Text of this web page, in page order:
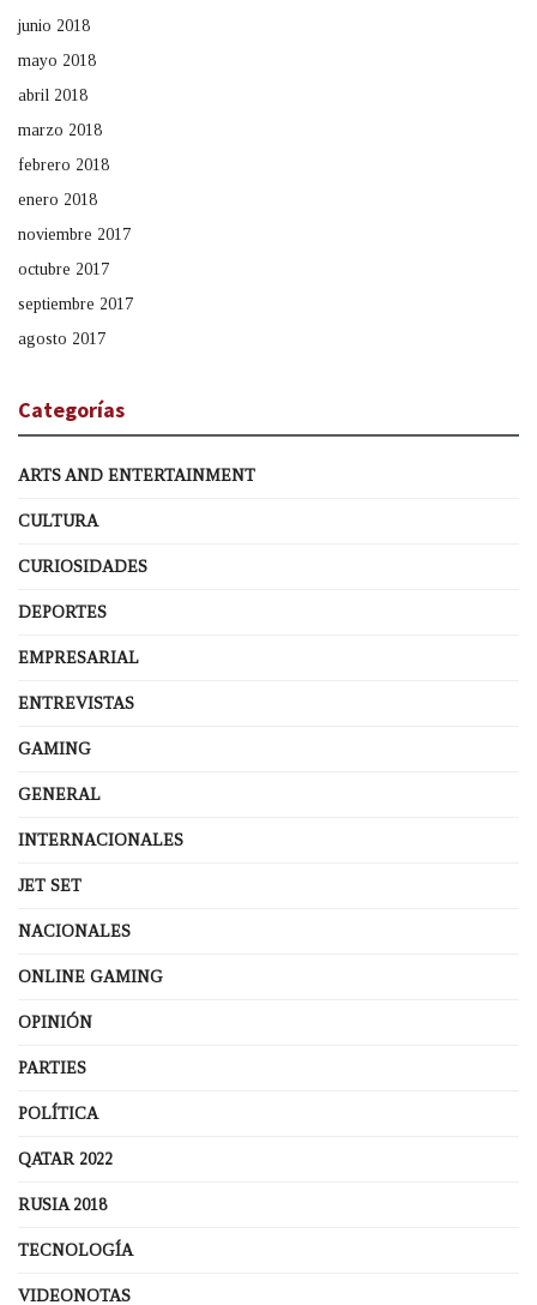
junio 2018
mayo 2018
abril 2018
marzo 2018
febrero 2018
enero 2018
noviembre 2017
octubre 2017
septiembre 2017
agosto 2017
Categorías
ARTS AND ENTERTAINMENT
CULTURA
CURIOSIDADES
DEPORTES
EMPRESARIAL
ENTREVISTAS
GAMING
GENERAL
INTERNACIONALES
JET SET
NACIONALES
ONLINE GAMING
OPINIÓN
PARTIES
POLÍTICA
QATAR 2022
RUSIA 2018
TECNOLOGÍA
VIDEONOTAS